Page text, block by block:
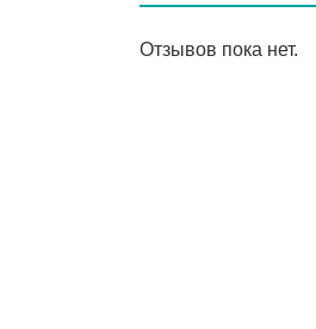
Отзывов пока нет.